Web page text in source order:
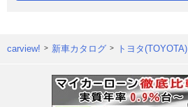
carview! 新車カタログ トヨタ(TOYOTA)